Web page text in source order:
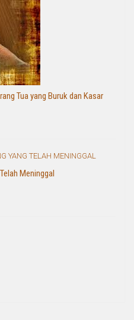
Tua yang Buruk dan Kasar
Meninggal